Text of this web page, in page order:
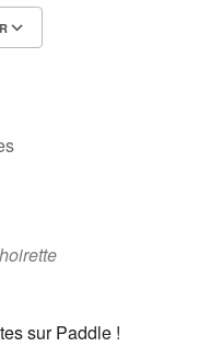
sur Paddle !